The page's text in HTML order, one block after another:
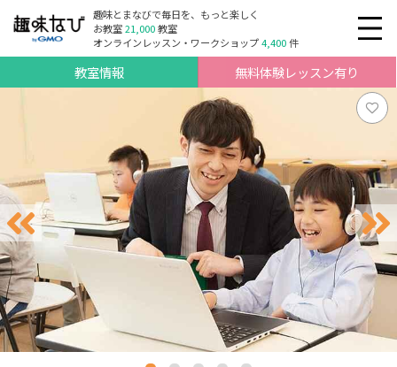
趣味とまなびで毎日を、もっと楽しく
お教室21,000教室
オンラインレッスン・ワークショップ4,400件
教室情報 無料体験レッスン有り